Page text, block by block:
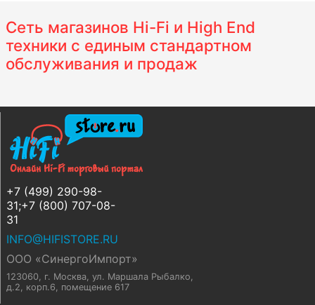
Сеть магазинов Hi-Fi и High End
техники с единым стандартном
обслуживания и продаж
+7 (499) 290-98-
31;+7 (800) 707-08-
31
INFO@HIFISTORE.RU
ООО «СинергоИмпорт»
123060, г. Москва, ул. Маршала Рыбалко,
д.2, корп.6, помещение 617